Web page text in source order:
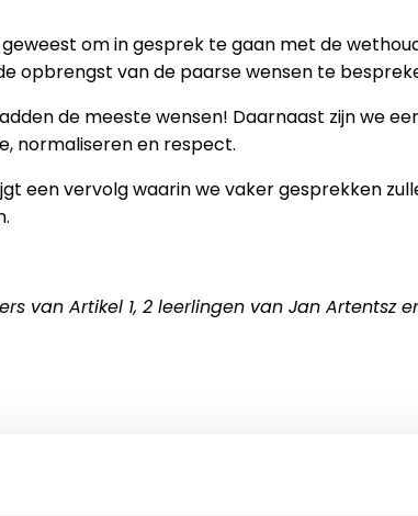
om in gesprek te gaan met de
opbrengst van de paarse wensen te
de meeste wensen! Daarnaast zijn we
normaliseren en respect.
een vervolg waarin we vaker gesprekken
van Artikel 1, 2 leerlingen van Jan Artentsz